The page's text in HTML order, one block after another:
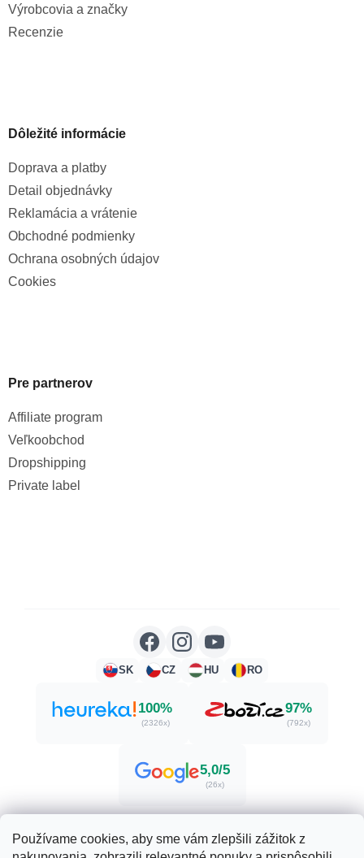
Používame cookies, aby sme vám zlepšili zážitok z
Výrobcovia a značky
Recenzie
Dôležité informácie
Doprava a platby
Detail objednávky
Reklamácia a vrátenie
Obchodné podmienky
Ochrana osobných údajov
Cookies
Pre partnerov
Affiliate program
Veľkoobchod
Dropshipping
Private label
SK CZ HU RO
100%
(2326x)
97%
(792x)
5,0/5
(26x)